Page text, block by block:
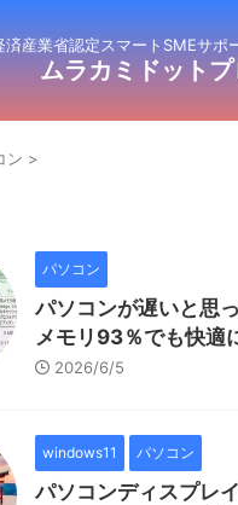
済産業省認定スマートSMEサポ
ムラカミドット
ン >
パソコン
パソコンが遅いと思
メモリ93％でも快適
2026/6/5
windows11 パソコン
パソコンディスプレ